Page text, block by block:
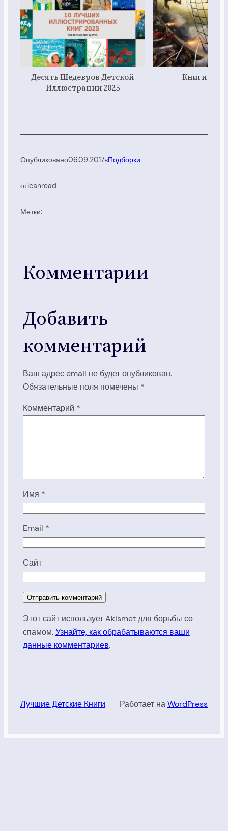
Десять Шедевров Детской
Иллюстрации 2025
Книги о
Опубликовано06.09.2017вПодборки
отicanread
Метки:
Комментарии
Добавить
комментарий
Ваш адрес email не будет опубликован.
Обязательные поля помечены *
Комментарий *
Имя *
Email *
Сайт
Этот сайт использует Akismet для борьбы со
спамом.Узнайте, как обрабатываются ваши
данные комментариев.
Лучшие Детские Книги Работает наWordPress